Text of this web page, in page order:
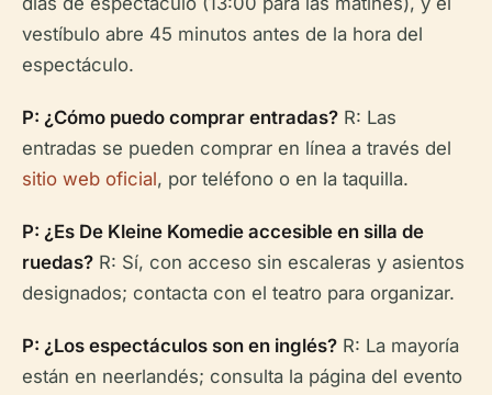
vestíbulo abre 45 minutos antes de la hora del
espectáculo.
P: ¿Cómo puedo comprar entradas? R: Las
entradas se pueden comprar en línea a través del
sitio web oficial, por teléfono o en la taquilla.
P: ¿Es De Kleine Komedie accesible en silla de
ruedas? R: Sí, con acceso sin escaleras y asientos
designados; contacta con el teatro para organizar.
P: ¿Los espectáculos son en inglés? R: La mayoría
están en neerlandés; consulta la página del evento